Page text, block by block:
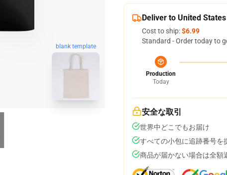
blank template
Deliver to United States
Cost to ship:$6.99
Standard - Order today to
Production
Today
安全な取引
世界中どこでもお届け
すべての小包に追跡番号を
商品が届かない場合は全額